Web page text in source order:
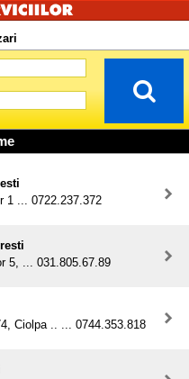
1 ... 0722.237.372
5, ... 031.805.67.89
Ciolpa .. ... 0744.353.818